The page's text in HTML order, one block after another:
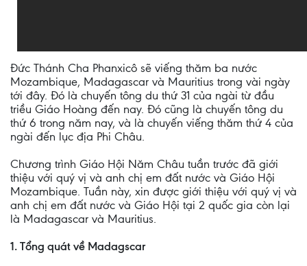
Đức Thánh Cha Phanxicô sẽ viếng thăm ba nước
Mozambique, Madagascar và Mauritius trong vài ngày
tới đây. Đó là chuyến tông du thứ 31 của ngài từ đầu
triều Giáo Hoàng đến nay. Đó cũng là chuyến tông du
thứ 6 trong năm nay, và là chuyến viếng thăm thứ 4 của
ngài đến lục địa Phi Châu.
Chương trình Giáo Hội Năm Châu tuần trước đã giới
thiệu với quý vị và anh chị em đất nước và Giáo Hội
Mozambique. Tuần này, xin được giới thiệu với quý vị và
anh chị em đất nước và Giáo Hội tại 2 quốc gia còn lại
là Madagascar và Mauritius.
1. Tổng quát về Madagscar